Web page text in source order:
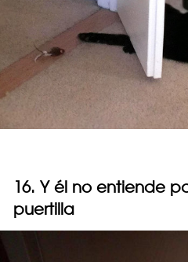
16. Y él no entiende
puertilla